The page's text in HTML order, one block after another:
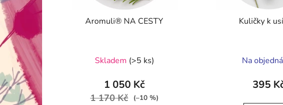
Aromuli® NA CESTY
hodnocení
produktu
je
Skladem (>5 ks)
1 050 Kč
1 170 Kč (–10 %)
Kuličky k
Na
395